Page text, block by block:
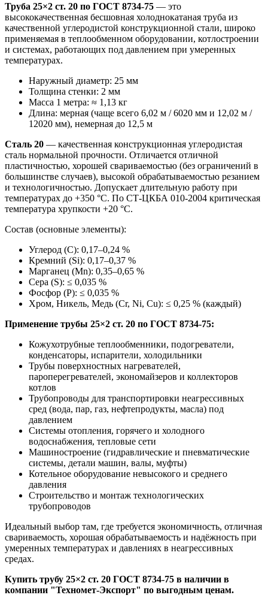
Труба 25×2 ст. 20 по ГОСТ 8734-75 — это
высококачественная бесшовная холоднокатаная труба из
качественной углеродистой конструкционной стали, широко
применяемая в теплообменном оборудовании, котлостроении
и системах, работающих под давлением при умеренных
температурах.
Наружный диаметр: 25 мм
Толщина стенки: 2 мм
Масса 1 метра: ≈ 1,13 кг
Длина: мерная (чаще всего 6,02 м / 6020 мм и 12,02 м /
12020 мм), немерная до 12,5 м
Сталь 20 — качественная конструкционная углеродистая
сталь нормальной прочности. Отличается отличной
пластичностью, хорошей свариваемостью (без ограничений в
большинстве случаев), высокой обрабатываемостью резанием
и технологичностью. Допускает длительную работу при
температурах до +350 °C. По СТ-ЦКБА 010-2004 критическая
температура хрупкости +20 °C.
Состав (основные элементы):
Углерод (C): 0,17–0,24 %
Кремний (Si): 0,17–0,37 %
Марганец (Mn): 0,35–0,65 %
Сера (S): ≤ 0,035 %
Фосфор (P): ≤ 0,035 %
Хром, Никель, Медь (Cr, Ni, Cu): ≤ 0,25 % (каждый)
Применение трубы 25×2 ст. 20 по ГОСТ 8734-75:
Кожухотрубные теплообменники, подогреватели,
конденсаторы, испарители, холодильники
Трубы поверхностных нагревателей,
пароперегревателей, экономайзеров и коллекторов
котлов
Трубопроводы для транспортировки неагрессивных
сред (вода, пар, газ, нефтепродукты, масла) под
давлением
Системы отопления, горячего и холодного
водоснабжения, тепловые сети
Машиностроение (гидравлические и пневматические
системы, детали машин, валы, муфты)
Котельное оборудование невысокого и среднего
давления
Строительство и монтаж технологических
трубопроводов
Идеальный выбор там, где требуется экономичность, отличная
свариваемость, хорошая обрабатываемость и надёжность при
умеренных температурах и давлениях в неагрессивных
средах.
Купить трубу 25×2 ст. 20 ГОСТ 8734-75 в наличии в
компании "Техномет-Экспорт" по выгодным ценам.